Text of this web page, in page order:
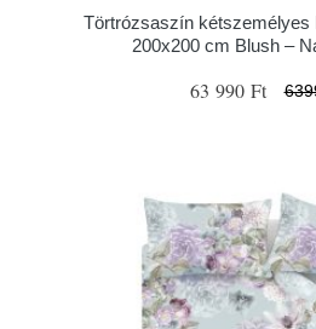
Törtrózsaszín kétszemélyes
200x200 cm Blush –
63 990 Ft